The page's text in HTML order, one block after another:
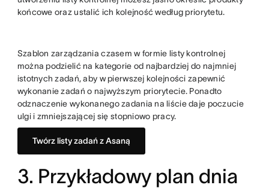
końcowe oraz ustalić ich kolejność według priorytetu.
Szablon zarządzania czasem w formie listy kontrolnej
można podzielić na kategorie od najbardziej do najmniej
istotnych zadań, aby w pierwszej kolejności zapewnić
wykonanie zadań o najwyższym priorytecie. Ponadto
odznaczenie wykonanego zadania na liście daje poczucie
ulgi i zmniejszającej się stopniowo pracy.
Twórz listy zadań z Asaną
3. Przykładowy plan dnia